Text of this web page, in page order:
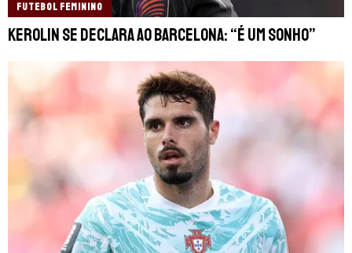
FUTEBOL FEMININO
Kerolin se declara ao Barcelona: “É um sonho”